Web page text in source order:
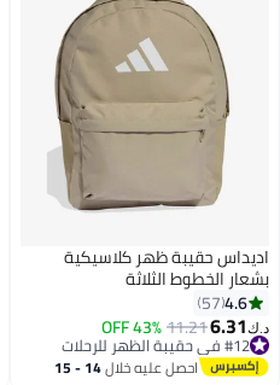
8
اديداس حقيبة ظهر كلاسيكية
بشعار الخطوط الثلاثة
4.6
57
د.ك‏6.31
11.21
43% OFF #12 في حقيبة الظهر للرحلات
أقل سعر في 7 يوم
#12 في حقيبة الظهر للرحلات احصل عليه خلال 14 - 15